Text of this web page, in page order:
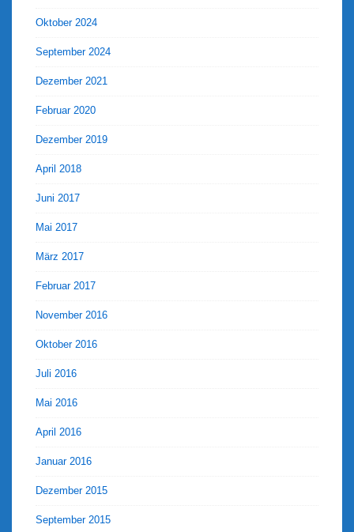
Oktober 2024
September 2024
Dezember 2021
Februar 2020
Dezember 2019
April 2018
Juni 2017
Mai 2017
März 2017
Februar 2017
November 2016
Oktober 2016
Juli 2016
Mai 2016
April 2016
Januar 2016
Dezember 2015
September 2015